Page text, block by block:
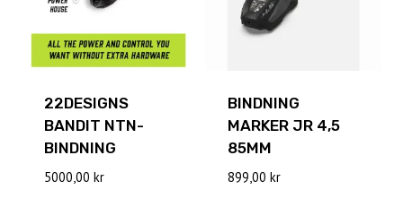
22DESIGNS
BANDIT NTN-
BINDNING
5000,00 kr
BINDNING
MARKER JR 4,5
85MM
899,00 kr